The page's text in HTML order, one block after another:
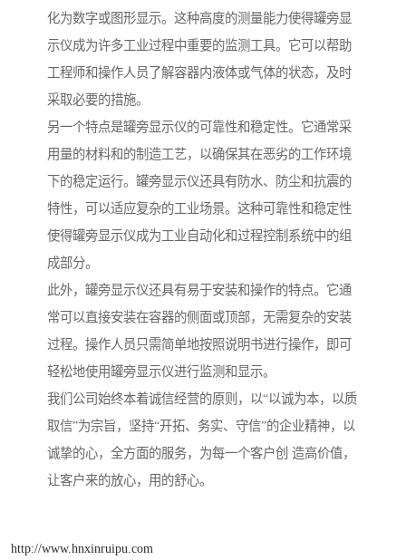
化为数字或图形显示。这种高度的测量能力使得罐旁显
示仪成为许多工业过程中重要的监测工具。它可以帮助
工程师和操作人员了解容器内液体或气体的状态，及时
采取必要的措施。
另一个特点是罐旁显示仪的可靠性和稳定性。它通常采
用量的材料和的制造工艺，以确保其在恶劣的工作环境
下的稳定运行。罐旁显示仪还具有防水、防尘和抗震的
特性，可以适应复杂的工业场景。这种可靠性和稳定性
使得罐旁显示仪成为工业自动化和过程控制系统中的组
成部分。
此外，罐旁显示仪还具有易于安装和操作的特点。它通
常可以直接安装在容器的侧面或顶部，无需复杂的安装
过程。操作人员只需简单地按照说明书进行操作，即可
轻松地使用罐旁显示仪进行监测和显示。
我们公司始终本着诚信经营的原则，以“以诚为本，以质
取信”为宗旨，坚持“开拓、务实、守信”的企业精神，以
诚挚的心，全方面的服务，为每一个客户创 造高价值，
让客户来的放心，用的舒心。
http://www.hnxinruipu.com